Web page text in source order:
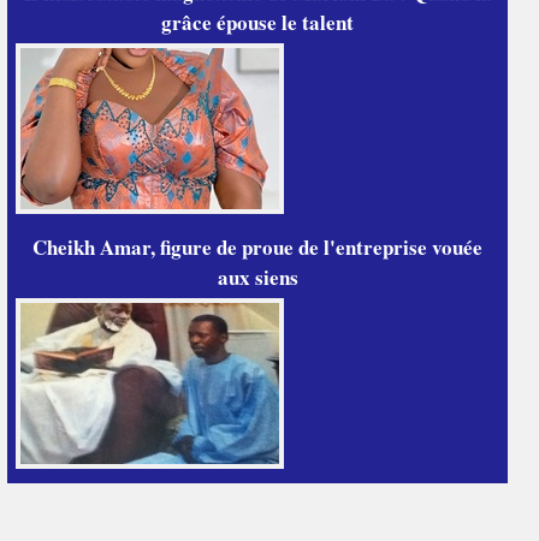
grâce épouse le talent
Cheikh Amar, figure de proue de l'entreprise vouée
aux siens